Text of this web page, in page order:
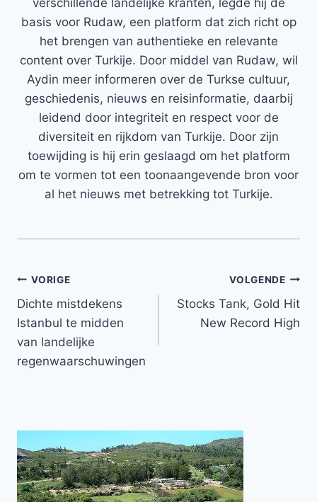
verschillende landelijke kranten, legde hij de
basis voor Rudaw, een platform dat zich richt op
het brengen van authentieke en relevante
content over Turkije. Door middel van Rudaw, wil
Aydin meer informeren over de Turkse cultuur,
geschiedenis, nieuws en reisinformatie, daarbij
leidend door integriteit en respect voor de
diversiteit en rijkdom van Turkije. Door zijn
toewijding is hij erin geslaagd om het platform
om te vormen tot een toonaangevende bron voor
al het nieuws met betrekking tot Turkije.
Bericht
navigatie
VORIGE
Dichte mistdekens
Istanbul te midden
van landelijke
regenwaarschuwingen
VOLGENDE
Stocks Tank, Gold Hit
New Record High